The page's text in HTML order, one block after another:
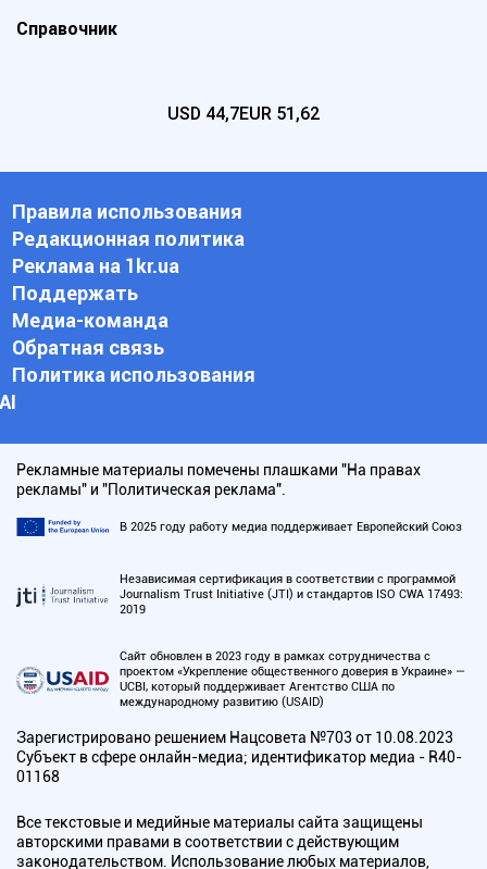
Справочник
USD 44,7EUR 51,62
Правила использования
Редакционная политика
Реклама на 1kr.ua
Поддержать
Медиа-команда
Обратная связь
Политика использования
АI
Рекламные материалы помечены плашками "На правах
рекламы" и "Политическая реклама".
В 2025 году работу медиа поддерживает Европейский Союз
Независимая сертификация в соответствии с программой
Journalism Trust Initiative (JTI) и стандартов ISO CWA 17493:
2019
Сайт обновлен в 2023 году в рамках сотрудничества с
проектом «Укрепление общественного доверия в Украине» —
UCBI, который поддерживает Агентство США по
международному развитию (USAID)
Зарегистрировано решением Нацсовета №703 от 10.08.2023
Субъект в сфере онлайн-медиа; идентификатор медиа - R40-
01168
Все текстовые и медийные материалы сайта защищены
авторскими правами в соответствии с действующим
законодательством. Использование любых материалов,